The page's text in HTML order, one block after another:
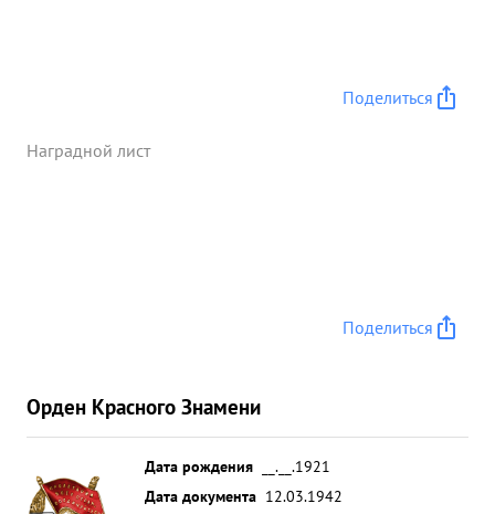
бомбардировать железно-дорожную станцию,
тов. СУЛЕВ имеет на своем счету уничтоженных
проявление при этом мужества и отваги
Поделиться
Наградной лист
Поделиться
Орден Красного Знамени
Дата рождения
__.__.1921
Дата документа 12.03.1942